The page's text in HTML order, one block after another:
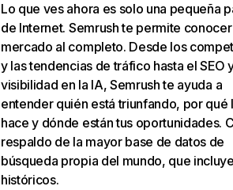
Lo que ves ahora es solo una pequeña
de Internet. Semrush te permite
mercado al completo. Desde los
y las tendencias de tráfico hasta el SEO
visibilidad en la IA, Semrush te ayuda a
entender quién está triunfando, por qué
hace y dónde están tus oportunidades.
respaldo de la mayor base de datos de
búsqueda propia del mundo, que
históricos.